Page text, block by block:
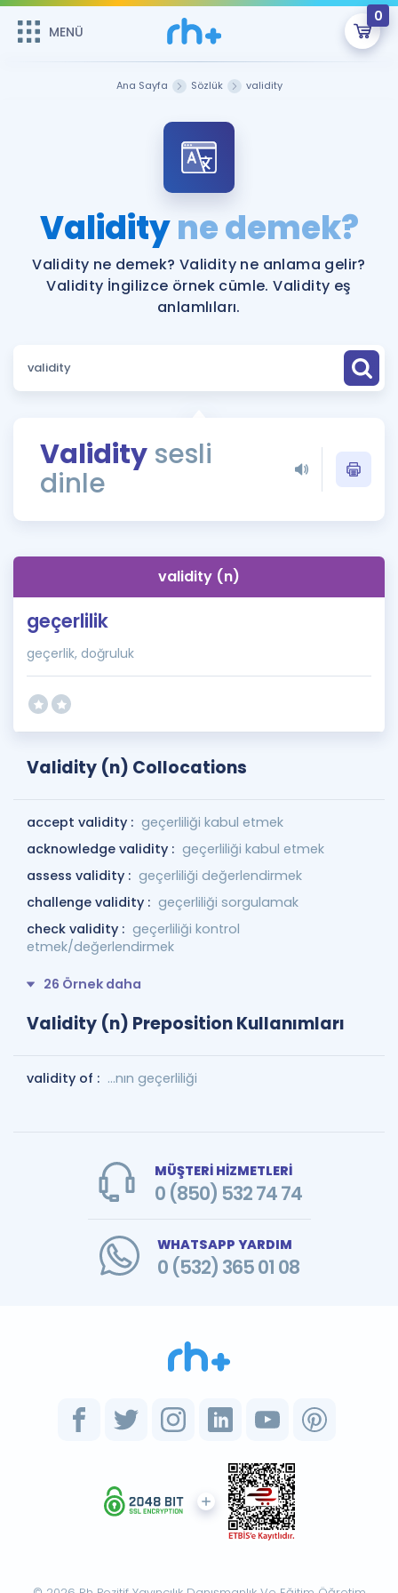
MENÜ
0
Şifremi Hatırlamıyorum
ÜYE DEĞİLİM
Sepetin Şu An Boş.
Remzi Hoca ile seni sınava hazırlayacak onlarca eğitim seni
bekliyor!
MENÜ
Katılımcı Görüşleri
Faydalı Araçlar
Sözlük
Rehberlik Aracı
ÖSYM Sınav Takvimi
İngilizce Gramer
Hakkımızda
Ana Sayfa Sözlük validity
Validityne demek?
Validity ne demek? Validity ne anlama gelir?
Validity İngilizce örnek cümle. Validity eş
anlamlıları.
Validity sesli
dinle
validity (n)
geçerlilik
geçerlik, doğruluk
Validity (n) Collocations
accept validity : geçerliliği kabul etmek
acknowledge validity : geçerliliği kabul etmek
assess validity : geçerliliği değerlendirmek
challenge validity : geçerliliği sorgulamak
check validity : geçerliliği kontrol
etmek/değerlendirmek
26 Örnek daha
Validity (n) Preposition Kullanımları
validity of : ...nın geçerliliği
MÜŞTERİ HİZMETLERİ
0 (850) 532 74 74
WHATSAPP YARDIM
0 (532) 365 01 08